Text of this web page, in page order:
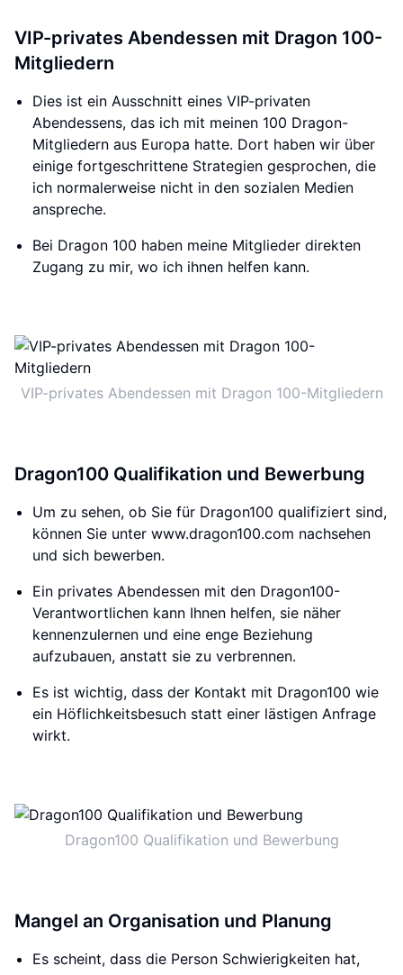
VIP-privates Abendessen mit Dragon 100-
Mitgliedern
Dies ist ein Ausschnitt eines VIP-privaten
Abendessens, das ich mit meinen 100 Dragon-
Mitgliedern aus Europa hatte. Dort haben wir über
einige fortgeschrittene Strategien gesprochen, die
ich normalerweise nicht in den sozialen Medien
anspreche.
Bei Dragon 100 haben meine Mitglieder direkten
Zugang zu mir, wo ich ihnen helfen kann.
VIP-privates Abendessen mit Dragon 100-Mitgliedern
Dragon100 Qualifikation und Bewerbung
Um zu sehen, ob Sie für Dragon100 qualifiziert sind,
können Sie unter www.dragon100.com nachsehen
und sich bewerben.
Ein privates Abendessen mit den Dragon100-
Verantwortlichen kann Ihnen helfen, sie näher
kennenzulernen und eine enge Beziehung
aufzubauen, anstatt sie zu verbrennen.
Es ist wichtig, dass der Kontakt mit Dragon100 wie
ein Höflichkeitsbesuch statt einer lästigen Anfrage
wirkt.
Dragon100 Qualifikation und Bewerbung
Mangel an Organisation und Planung
Es scheint, dass die Person Schwierigkeiten hat,